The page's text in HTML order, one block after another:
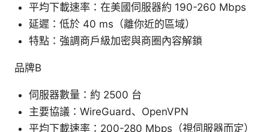
平均下載速率：在美國伺服器約 190-260 Mbps
延遲：低於 40 ms（離你近的區域）
特點：強調商戶級加密與商圈內容解鎖
品牌B
伺服器數量：約 2500 台
主要協議：WireGuard、OpenVPN
平均下載速率：200-280 Mbps（視伺服器而定）